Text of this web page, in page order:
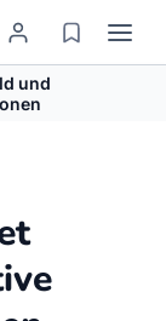
und